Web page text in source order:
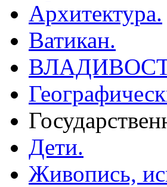
Архитектура.
Ватикан.
Дети.
Живопись,